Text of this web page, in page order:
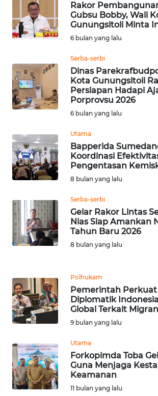
Rakor
Gubsu Bobby, Wali
Gunungsitoli Minta
6 bulan yang lalu
Serba-serbi
Dinas
Kota Gunungsitoli
Persiapan Hadapi
Porprovsu 2026
6 bulan yang lalu
Utama
Bapperida
Koordinasi
Pengentasan
8 bulan yang lalu
Serba-serbi
Gelar Rakor Lintas
Nias Siap Amankan
Tahun Baru 2026
8 bulan yang lalu
Polhukam
Pemerintah Perkuat
Diplomatik
Global Terkait Migran
9 bulan yang lalu
Utama
Forkopimda Toba
Guna Menjaga
Keamanan
11 bulan yang lalu
KARIR
DISCLAIMER
News
Regional
WN
WN
JAKARTA
WN
WN
BANTEN
WN
KEPRI
PAPUA
WN
PAPUA
BARAT